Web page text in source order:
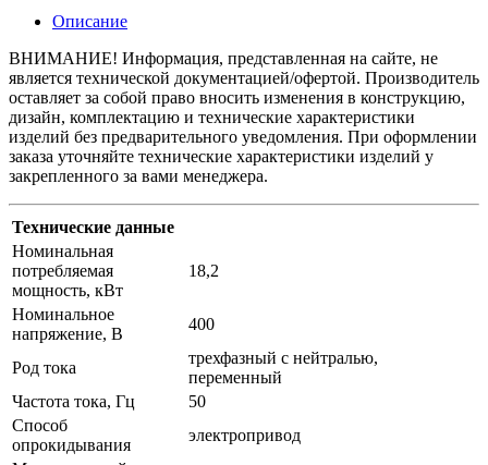
Описание
ВНИМАНИЕ! Информация, представленная на сайте, не
является технической документацией/офертой. Производитель
оставляет за собой право вносить изменения в конструкцию,
дизайн, комплектацию и технические характеристики
изделий без предварительного уведомления. При оформлении
заказа уточняйте технические характеристики изделий у
закрепленного за вами менеджера.
Технические данные
Номинальная
потребляемая
мощность, кВт
18,2
Номинальное
напряжение, В
400
Род тока
трехфазный с нейтралью,
переменный
Частота тока, Гц
50
Способ
опрокидывания
электропривод